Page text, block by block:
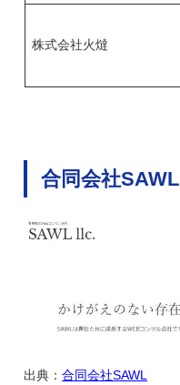
株式会社火燵
合同会社SAWL
出典：合同会社SAWL